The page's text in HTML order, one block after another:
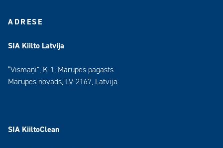
ADRESE
SIA Kiilto Latvija
“Vismaņi”, K-1, Mārupes pagasts
Mārupes novads, LV-2167, Latvija
SIA KiiltoClean